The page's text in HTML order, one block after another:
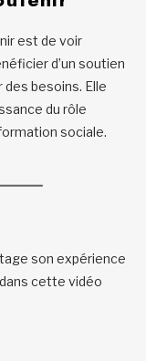
est de voir
d’un soutien
besoins. Elle
du rôle
sociale.
son expérience
cette vidéo